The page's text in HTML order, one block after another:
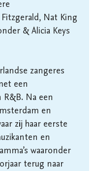
Fitzgerald, Nat King
& Alicia Keys
zangeres
een
R&B. Na een
en
zij haar eerste
en
waaronder
terug naar